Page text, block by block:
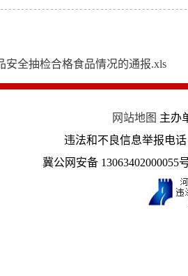
安全抽检合格食品情况的通报.xls
网站地图 主办
违法和不良信息举报电话
冀公网安备 13063402000055